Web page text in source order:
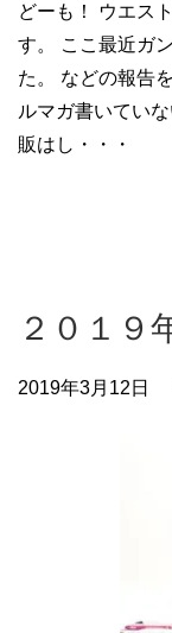
どーも！ ウエス
す。 ここ最近ガ
た。 などの報告
ルマガ書いてい
販はし・・・
２０１９
2019年3月12日